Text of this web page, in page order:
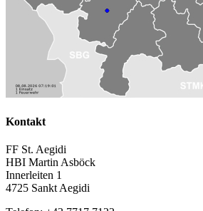
Kontakt
FF St. Aegidi
HBI Martin Asböck
Innerleiten 1
4725 Sankt Aegidi